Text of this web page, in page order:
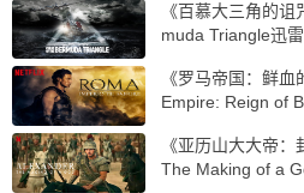
《百慕大三角的
muda Triangle迅
《罗马帝国：鲜
Empire: Reign of
《亚历山大大帝
The Making of a